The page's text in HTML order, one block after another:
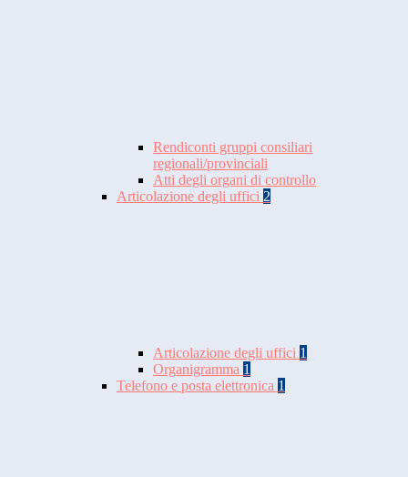
Rendiconti gruppi consiliari
regionali/provinciali
Atti degli organi di controllo
Articolazione degli uffici 2
Articolazione degli uffici 1
Organigramma 1
Telefono e posta elettronica 1